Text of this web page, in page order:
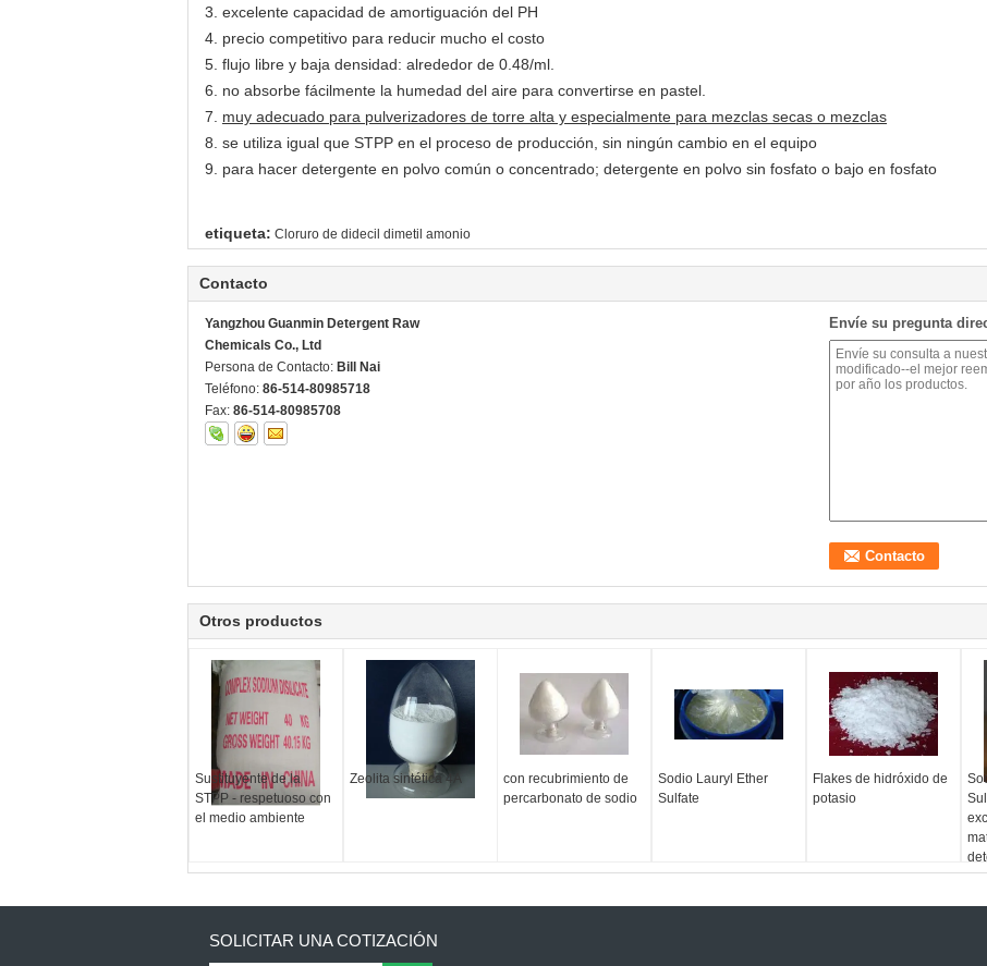
3. excelente capacidad de amortiguación del PH
4. precio competitivo para reducir mucho el costo
5. flujo libre y baja densidad: alrededor de 0.48/ml.
6. no absorbe fácilmente la humedad del aire para convertirse en pastel.
7. muy adecuado para pulverizadores de torre alta y especialmente para mezclas secas o mezclas
8. se utiliza igual que STPP en el proceso de producción, sin ningún cambio en el equipo
9. para hacer detergente en polvo común o concentrado; detergente en polvo sin fosfato o bajo en fosfato
etiqueta: Cloruro de didecil dimetil amonio
Contacto
Yangzhou Guanmin Detergent Raw
Chemicals Co., Ltd
Persona de Contacto: Bill Nai
Teléfono: 86-514-80985718
Fax: 86-514-80985708
Envíe su pregunta
Otros productos
Sustituyente de la
STPP - respetuoso con
el medio ambiente
Zeolita sintética 4A
con recubrimiento de
percarbonato de sodio
Sodio Lauryl Ether
Sulfate
Flakes de hidróxido de
potasio
SOLICITAR UNA COTIZACIÓN